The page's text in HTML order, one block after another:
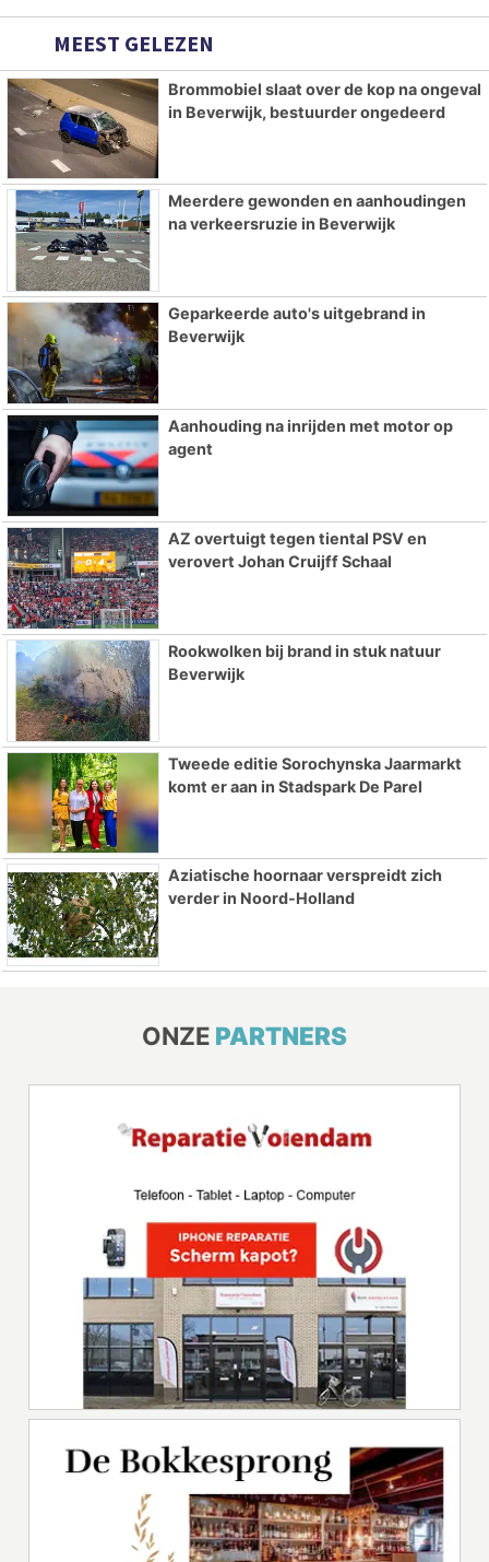
MEEST GELEZEN
Brommobiel slaat over de kop na ongeval
in Beverwijk, bestuurder ongedeerd
Meerdere gewonden en aanhoudingen
na verkeersruzie in Beverwijk
Geparkeerde auto's uitgebrand in
Beverwijk
Aanhouding na inrijden met motor op
agent
AZ overtuigt tegen tiental PSV en
verovert Johan Cruijff Schaal
Rookwolken bij brand in stuk natuur
Beverwijk
Tweede editie Sorochynska Jaarmarkt
komt er aan in Stadspark De Parel
Aziatische hoornaar verspreidt zich
verder in Noord-Holland
ONZE PARTNERS